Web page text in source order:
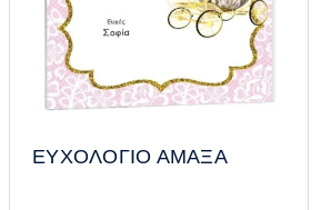
ΕΥΧΟΛΟΓΙΟ ΑΜΑΞΑ